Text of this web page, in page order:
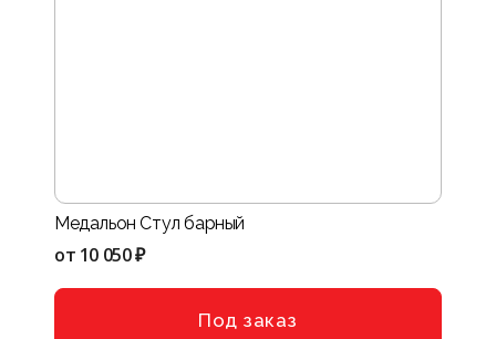
Медальон Стул барный
от 10 050 ₽
Под заказ